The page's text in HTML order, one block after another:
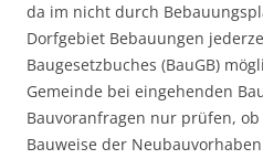
da im nicht durch
Dorfgebiet Bebauungen
Baugesetzbuches (BauGB)
Gemeinde bei eingehenden
Bauvoranfragen nur prüfen,
Bauweise der